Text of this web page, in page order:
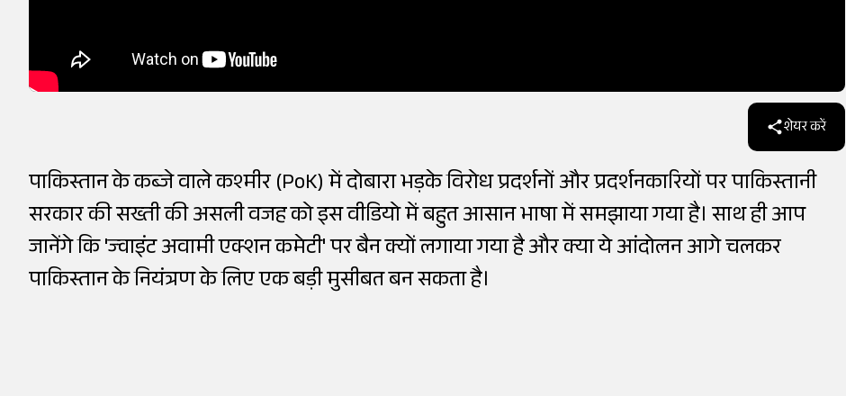
शेयर करें
पाकिस्तान के कब्जे वाले कश्मीर (PoK) में दोबारा भड़के विरोध प्रदर्शनों और प्रदर्शनकारियों पर पाकिस्तानी
सरकार की सख्ती की असली वजह को इस वीडियो में बहुत आसान भाषा में समझाया गया है। साथ ही आप
जानेंगे कि 'ज्वाइंट अवामी एक्शन कमेटी' पर बैन क्यों लगाया गया है और क्या ये आंदोलन आगे चलकर
पाकिस्तान के नियंत्रण के लिए एक बड़ी मुसीबत बन सकता है।